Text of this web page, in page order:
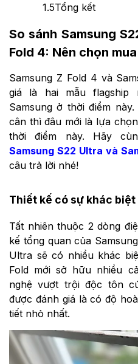
1.5Tổng kết
So sánh Samsung
Fold 4: Nên chọn
Samsung Z Fold 4 và
giá là hai mẫu flagship
Samsung ở thời điểm
cân thì đâu mới là lựa
thời điểm này. Hãy
Samsung S22 Ultra và
câu trả lời nhé!
Thiết kế có sự khác biệt
Tất nhiên thuộc 2 dòng
kế tổng quan của
Ultra sẽ có nhiều khác
Fold mới sở hữu nhiều
nghệ vượt trội độc tôn
được đánh giá là có độ
tiết nhỏ nhất.